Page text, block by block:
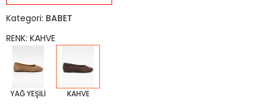
Kategori: BABET
RENK: KAHVE
YAĞ YEŞİLİ KAHVE